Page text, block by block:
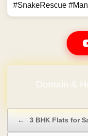
#SnakeRescue
Domain &
← 3 BHK Flats for